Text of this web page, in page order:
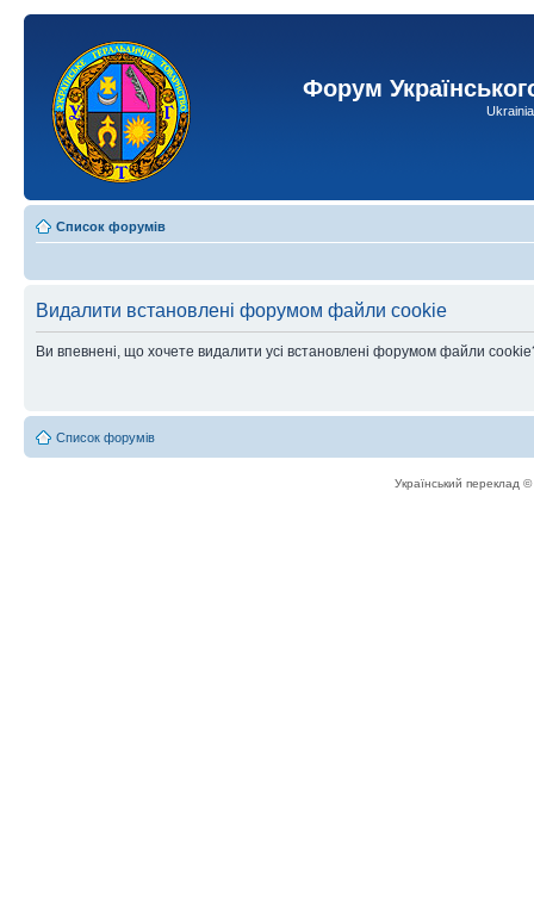
Форум
Список форумів
Видалити встановлені форумом файли cookie
Ви впевнені, що хочете видалити усі встановлені форумом файли
Список форумів
Український переклад